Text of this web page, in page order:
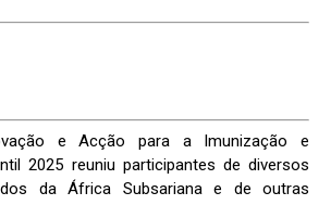
e Acção para a Imunização e
2025 reuniu participantes de diversos
da África Subsariana e de outras